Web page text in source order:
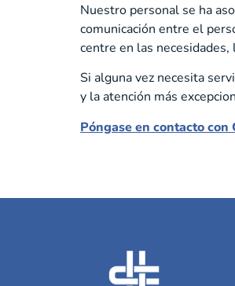
Nuestro personal se ha
comunicación entre el
centre en las
Si alguna vez necesita
y la atención más
Póngase en contacto con